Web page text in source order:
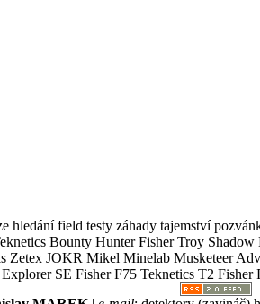
hledání field testy záhady tajemství
Bounty Hunter Fisher Troy
JOKR Mikel Minelab Musketeer
SE Fisher F75 Teknetics T2 Fisher